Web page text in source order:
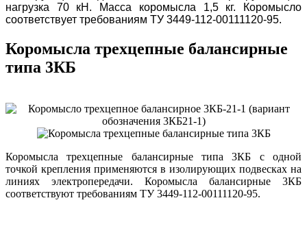
нагрузка 70 кН. Масса коромысла 1,5 кг. Коромысло
соответствует требованиям ТУ 3449-112-00111120-95.
Коромысла трехцепные балансирные
типа 3КБ
Коромысла трехцепные балансирные типа 3КБ с одной
точкой крепления применяются в изолирующих подвесках на
линиях электропередачи. Коромысла балансирные 3КБ
соответствуют требованиям ТУ 3449-112-00111120-95.